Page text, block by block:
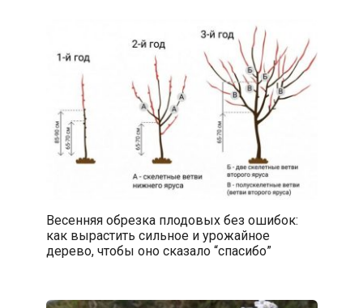
Весенняя обрезка плодовых без ошибок:
как вырастить сильное и урожайное
дерево, чтобы оно сказало “спасибо”